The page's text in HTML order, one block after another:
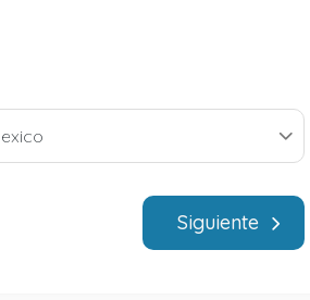
Siguiente